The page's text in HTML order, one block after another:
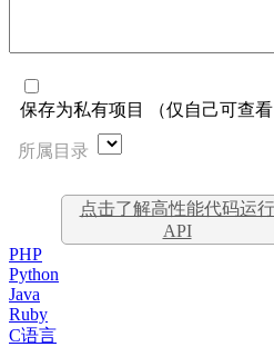
保存为私有项目 （仅自己可查看
所属目录
点击了解高性能代码运行
API
PHP
Python
Java
Ruby
C语言